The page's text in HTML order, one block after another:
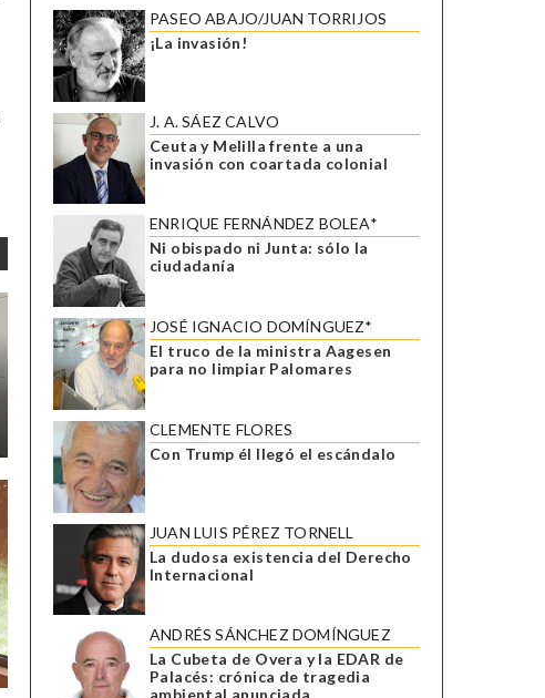
PASEO ABAJO/JUAN TORRIJOS
¡La invasión!
J. A. SÁEZ CALVO
Ceuta y Melilla frente a una
invasión con coartada colonial
ENRIQUE FERNÁNDEZ BOLEA*
Ni obispado ni Junta: sólo la
ciudadanía
JOSÉ IGNACIO DOMÍNGUEZ*
El truco de la ministra Aagesen
para no limpiar Palomares
CLEMENTE FLORES
Con Trump él llegó el escándalo
JUAN LUIS PÉREZ TORNELL
La dudosa existencia del Derecho
Internacional
ANDRÉS SÁNCHEZ DOMÍNGUEZ
La Cubeta de Overa y la EDAR de
Palacés: crónica de tragedia